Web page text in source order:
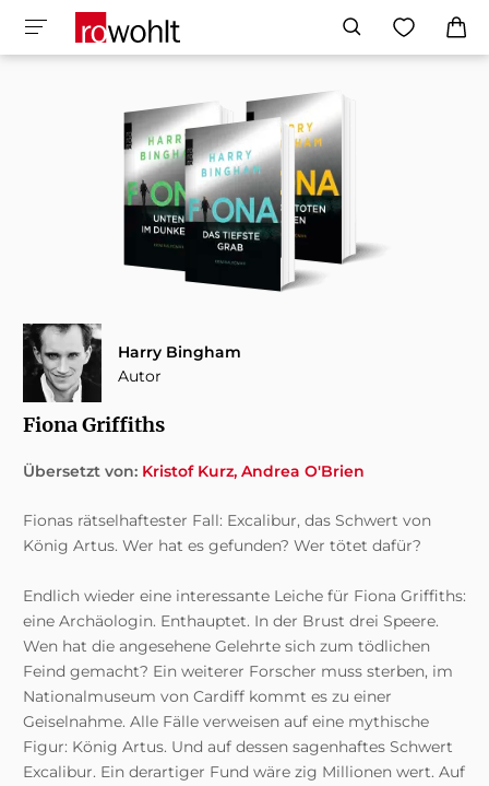
Harry Bingham
Autor
Fiona Griffiths
Übersetzt von: Kristof Kurz Andrea O'Brien
Fionas rätselhaftester Fall: Excalibur, das Schwert von
König Artus. Wer hat es gefunden? Wer tötet dafür?
Endlich wieder eine interessante Leiche für Fiona Griffiths:
eine Archäologin. Enthauptet. In der Brust drei Speere.
Wen hat die angesehene Gelehrte sich zum tödlichen
Feind gemacht? Ein weiterer Forscher muss sterben, im
Nationalmuseum von Cardiff kommt es zu einer
Geiselnahme. Alle Fälle verweisen auf eine mythische
Figur: König Artus. Und auf dessen sagenhaftes Schwert
Excalibur. Ein derartiger Fund wäre zig Millionen wert. Auf